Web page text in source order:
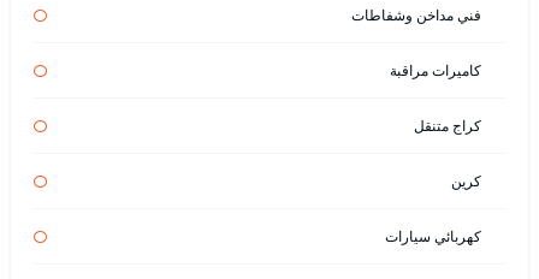
فني مداخن وشفاطات
كاميرات مراقبة
كراج متنقل
كرين
كهربائي سيارات